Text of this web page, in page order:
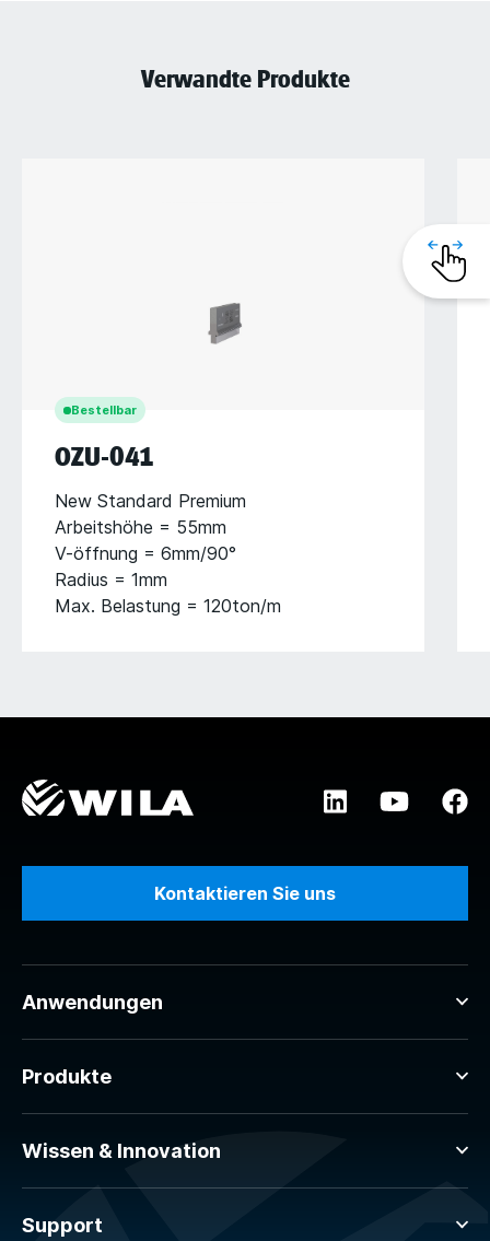
Verwandte Produkte
Bestellbar
OZU-041
New Standard Premium
Arbeitshöhe = 55mm
V-öffnung = 6mm/90°
Radius = 1mm
Max. Belastung = 120ton/m
Kontaktieren Sie uns
Anwendungen
Produkte
Wissen & Innovation
Support